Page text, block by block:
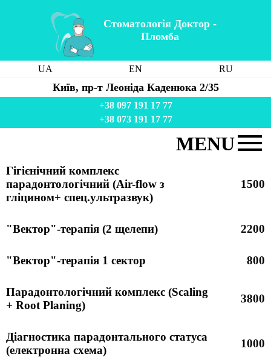
Стоматологія Доктор -
Пломба
UA EN RU
Київ, пр-т Леоніда Каденюка 2/35
+38 097 191 17 77
+38 073 191 17 77
MENU
Послуги
Ціни
Команда
Лікування в Україні
Блог
Гігієнічний комплекс
парадонтологічний (Air-flow з
гліцином+ спец.ультразвук)
1500
"Вектор"-терапія (2 щелепи) 2200
"Вектор"-терапія 1 сектор 800
Парадонтологічний комплекс (Scaling
+ Root Planing)
3800
Діагностика парадонтального статуса
(електронна схема)
1000